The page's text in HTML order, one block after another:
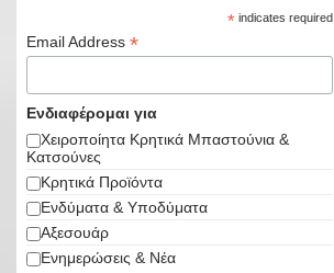
* indicates required
Email Address *
Ενδιαφέρομαι για
Χειροποίητα Κρητικά Μπαστούνια &
Κατσούνες
Κρητικά Προϊόντα
Ενδύματα & Υποδύματα
Αξεσουάρ
Ενημερώσεις & Νέα